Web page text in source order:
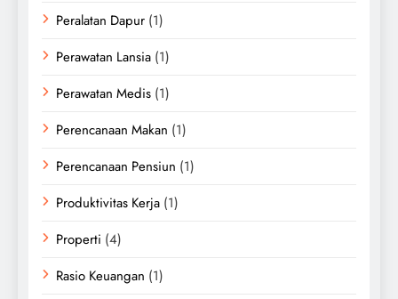
Peralatan Dapur (1)
Perawatan Lansia (1)
Perawatan Medis (1)
Perencanaan Makan (1)
Perencanaan Pensiun (1)
Produktivitas Kerja (1)
Properti (4)
Rasio Keuangan (1)